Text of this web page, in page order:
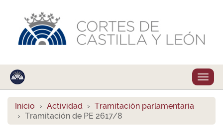
Inicio Actividad
Tramitación parlamentaria
Tramitación de PE 2617/8